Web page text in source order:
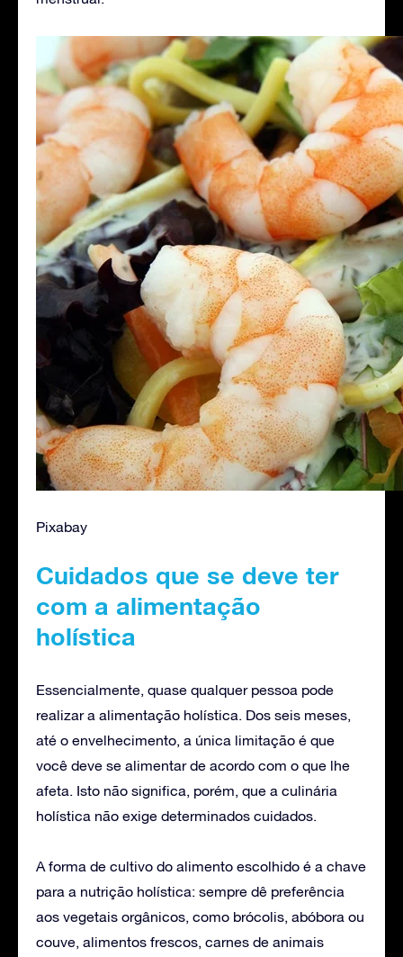
Pixabay
Cuidados que se deve ter
com a alimentação
holística
Essencialmente, quase qualquer pessoa pode
realizar a alimentação holística. Dos seis meses,
até o envelhecimento, a única limitação é que
você deve se alimentar de acordo com o que lhe
afeta. Isto não significa, porém, que a culinária
holística não exige determinados cuidados.
A forma de cultivo do alimento escolhido é a chave
para a nutrição holística: sempre dê preferência
aos vegetais orgânicos, como brócolis, abóbora ou
couve, alimentos frescos, carnes de animais